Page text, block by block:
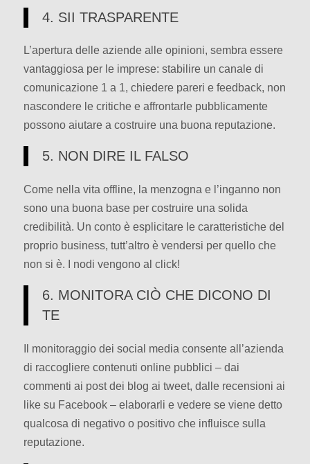
4. SII TRASPARENTE
L’apertura delle aziende alle opinioni, sembra essere
vantaggiosa per le imprese: stabilire un canale di
comunicazione 1 a 1, chiedere pareri e feedback, non
nascondere le critiche e affrontarle pubblicamente
possono aiutare a costruire una buona reputazione.
5. NON DIRE IL FALSO
Come nella vita offline, la menzogna e l’inganno non
sono una buona base per costruire una solida
credibilità. Un conto è esplicitare le caratteristiche del
proprio business, tutt’altro è vendersi per quello che
non si è. I nodi vengono al click!
6. MONITORA CIÒ CHE DICONO DI
TE
Il monitoraggio dei social media consente all’azienda
di raccogliere contenuti online pubblici – dai
commenti ai post dei blog ai tweet, dalle recensioni ai
like su Facebook – elaborarli e vedere se viene detto
qualcosa di negativo o positivo che influisce sulla
reputazione.